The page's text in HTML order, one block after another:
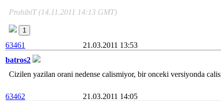
ProhibiT (14.11.2011 14:13 GMT)
1
63461
21.03.2011 13:53
batros2
Cizilen yazilan orani nedense calismiyor, bir onceki versiyonda
63462
21.03.2011 14:05